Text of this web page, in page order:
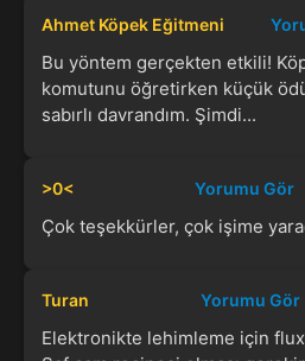
Ahmet Köpek Eğitmeni
Bu yöntem gerçekten etkili!
komutunu öğretirken küçük
sabırlı davrandım. Şimdi...
>0< Yorumu Gör
Çok teşekkürler, çok işime
Turan Yorumu Gör
Elektronikte lehimleme için